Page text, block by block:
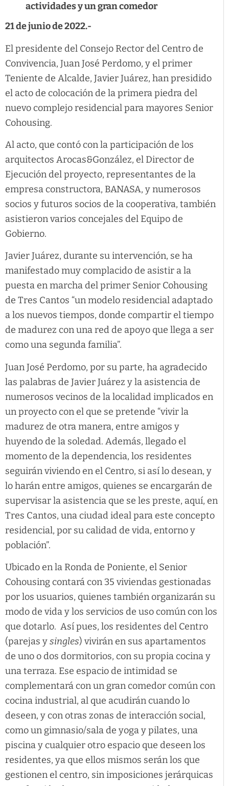
actividades y un gran comedor
21 de junio de 2022.-
El presidente del Consejo Rector del Centro de
Convivencia, Juan José Perdomo, y el primer
Teniente de Alcalde, Javier Juárez, han presidido
el acto de colocación de la primera piedra del
nuevo complejo residencial para mayores Senior
Cohousing.
Al acto, que contó con la participación de los
arquitectos Arocas&González, el Director de
Ejecución del proyecto, representantes de la
empresa constructora, BANASA, y numerosos
socios y futuros socios de la cooperativa, también
asistieron varios concejales del Equipo de
Gobierno.
Javier Juárez, durante su intervención, se ha
manifestado muy complacido de asistir a la
puesta en marcha del primer Senior Cohousing
de Tres Cantos “un modelo residencial adaptado
a los nuevos tiempos, donde compartir el tiempo
de madurez con una red de apoyo que llega a ser
como una segunda familia”.
Juan José Perdomo, por su parte, ha agradecido
las palabras de Javier Juárez y la asistencia de
numerosos vecinos de la localidad implicados en
un proyecto con el que se pretende “vivir la
madurez de otra manera, entre amigos y
huyendo de la soledad. Además, llegado el
momento de la dependencia, los residentes
seguirán viviendo en el Centro, si así lo desean, y
lo harán entre amigos, quienes se encargarán de
supervisar la asistencia que se les preste, aquí, en
Tres Cantos, una ciudad ideal para este concepto
residencial, por su calidad de vida, entorno y
población”.
Ubicado en la Ronda de Poniente, el Senior
Cohousing contará con 35 viviendas gestionadas
por los usuarios, quienes también organizarán su
modo de vida y los servicios de uso común con los
que dotarlo. Así pues, los residentes del Centro
(parejas ysingles) vivirán en sus apartamentos
de uno o dos dormitorios, con su propia cocina y
una terraza. Ese espacio de intimidad se
complementará con un gran comedor común con
cocina industrial, al que acudirán cuando lo
deseen, y con otras zonas de interacción social,
como un gimnasio/sala de yoga y pilates, una
piscina y cualquier otro espacio que deseen los
residentes, ya que ellos mismos serán los que
gestionen el centro, sin imposiciones jerárquicas